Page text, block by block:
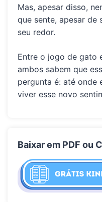
Mas, apesar disso,
que sente, apesar de
seu redor.
Entre o jogo de gato
ambos sabem que
pergunta é: até onde
viver esse novo
Baixar em PDF ou